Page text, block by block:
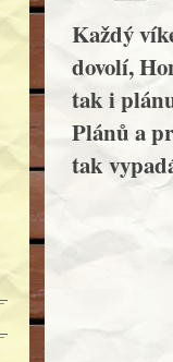
Každý
dovolí,
tak i
Plánů a
tak